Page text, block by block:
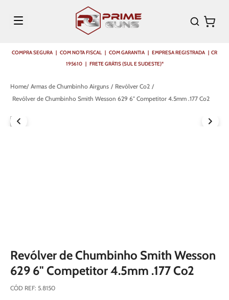
COMPRA SEGURA | COM NOTA FISCAL | COM GARANTIA | EMPRESA REGISTRADA | CR
195610 | FRETE GRÁTIS (SUL E SUDESTE)*
Armas de Chumbinho Airguns
Revólver Co2
Revólver de Chumbinho Smith Wesson 629 6" Competitor 4.5mm .177 Co2
Revólver de Chumbinho Smith Wesson
629 6" Competitor 4.5mm .177 Co2
CÓD REF: 5.8150